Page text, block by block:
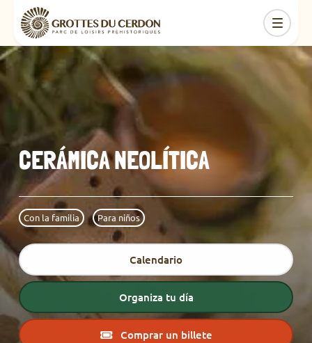
CERÁMICA NEOLÍTICA
Con la familia Para niños
Calendario
Organiza tu día
Comprar un billete